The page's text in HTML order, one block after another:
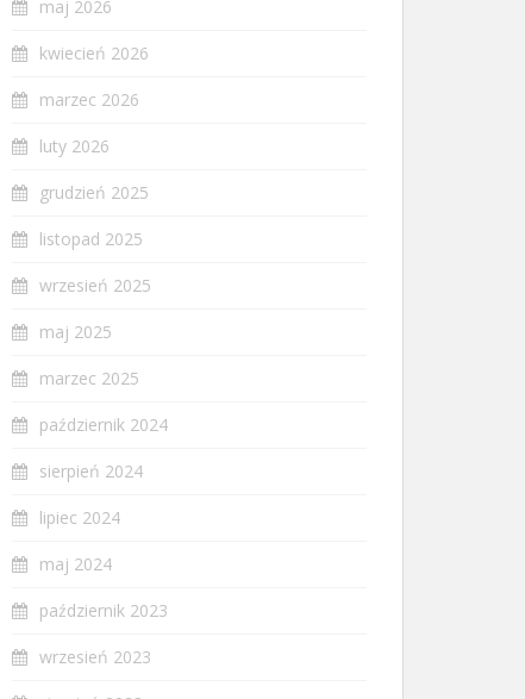
maj 2026
kwiecień 2026
marzec 2026
luty 2026
grudzień 2025
listopad 2025
wrzesień 2025
maj 2025
marzec 2025
październik 2024
sierpień 2024
lipiec 2024
maj 2024
październik 2023
wrzesień 2023